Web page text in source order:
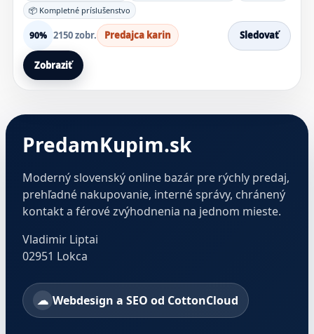
📦 Kompletné príslušenstvo
90% 2150 zobr. Predajca karin Sledovať
Zobraziť
PredamKupim.sk
Moderný slovenský online bazár pre rýchly predaj,
prehľadné nakupovanie, interné správy, chránený
kontakt a férové zvýhodnenia na jednom mieste.
Vladimir Liptai
02951 Lokca
Webdesign a SEO od CottonCloud